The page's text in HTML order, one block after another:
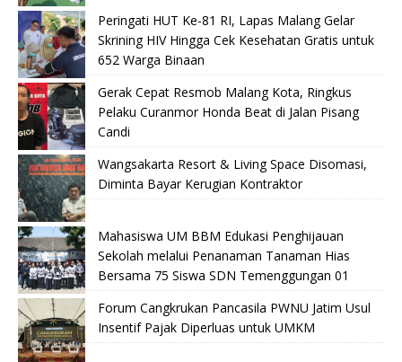
Peringati HUT Ke-81 RI, Lapas Malang Gelar
Skrining HIV Hingga Cek Kesehatan Gratis untuk
652 Warga Binaan
Gerak Cepat Resmob Malang Kota, Ringkus
Pelaku Curanmor Honda Beat di Jalan Pisang
Candi
Wangsakarta Resort & Living Space Disomasi,
Diminta Bayar Kerugian Kontraktor
Mahasiswa UM BBM Edukasi Penghijauan
Sekolah melalui Penanaman Tanaman Hias
Bersama 75 Siswa SDN Temenggungan 01
Forum Cangkrukan Pancasila PWNU Jatim Usul
Insentif Pajak Diperluas untuk UMKM